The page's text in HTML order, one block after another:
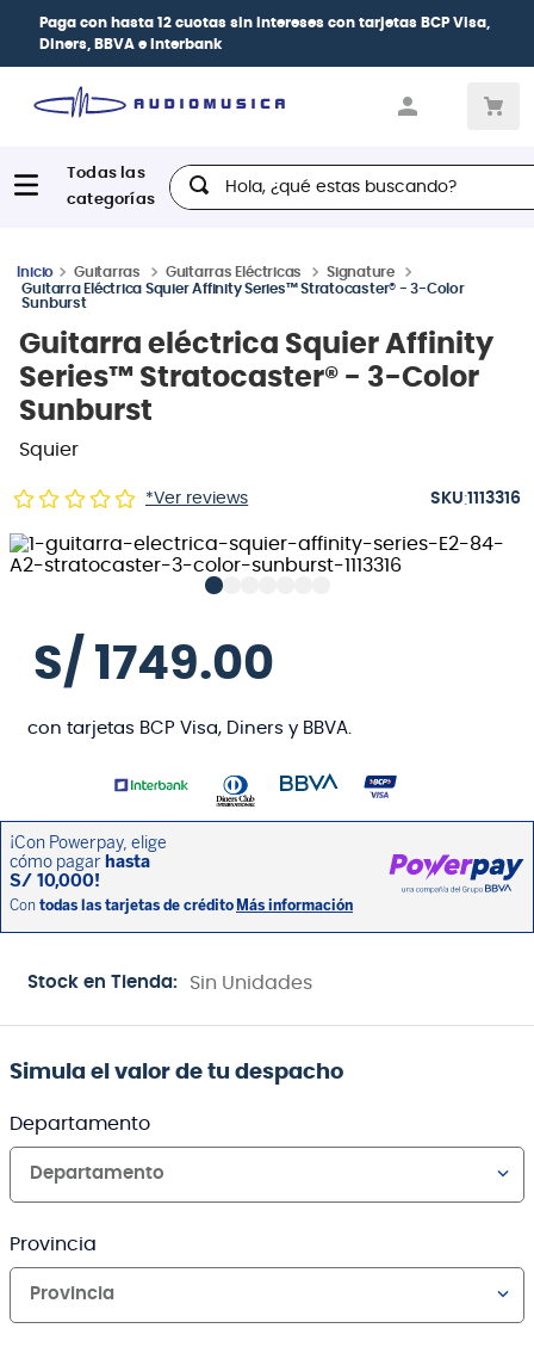
Paga con hasta 12 cuotas sin intereses con tarjetas BCP Visa,
Diners, BBVA e Interbank
Hola, ¿qué estas buscando?
Guitarras Guitarras Eléctricas
Signature
Guitarra Eléctrica Squier Affinity Series™ Stratocaster® - 3-Color
Sunburst
Guitarra eléctrica Squier Affinity
Series™ Stratocaster® - 3-Color
Sunburst
Squier
*Ver reviews :1113316
S/ 1749.00
con tarjetas BCP Visa, Diners y BBVA.
Stock en Tienda: Sin Unidades
Simula el valor de tu despacho
Departamento
Departamento
Provincia
Provincia